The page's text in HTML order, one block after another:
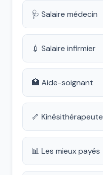
🩺 Salaire médecin
💉 Salaire infirmier
🏥 Aide-soignant
🦴 Kinésithérapeute
📊 Les mieux payés